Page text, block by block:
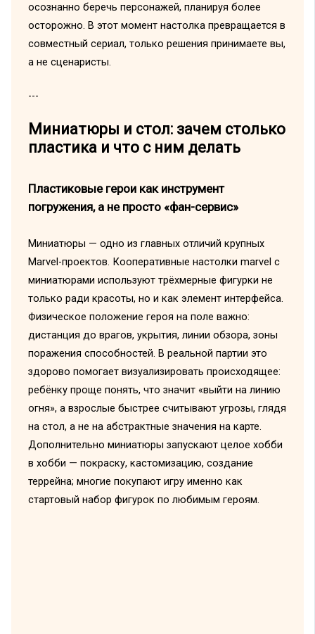
осознанно беречь персонажей, планируя более
осторожно. В этот момент настолка превращается в
совместный сериал, только решения принимаете вы,
а не сценаристы.
---
Миниатюры и стол: зачем столько
пластика и что с ним делать
Пластиковые герои как инструмент
погружения, а не просто «фан-сервис»
Миниатюры — одно из главных отличий крупных
Marvel-проектов. Кооперативные настолки marvel с
миниатюрами используют трёхмерные фигурки не
только ради красоты, но и как элемент интерфейса.
Физическое положение героя на поле важно:
дистанция до врагов, укрытия, линии обзора, зоны
поражения способностей. В реальной партии это
здорово помогает визуализировать происходящее:
ребёнку проще понять, что значит «выйти на линию
огня», а взрослые быстрее считывают угрозы, глядя
на стол, а не на абстрактные значения на карте.
Дополнительно миниатюры запускают целое хобби
в хобби — покраску, кастомизацию, создание
террейна; многие покупают игру именно как
стартовый набор фигурок по любимым героям.